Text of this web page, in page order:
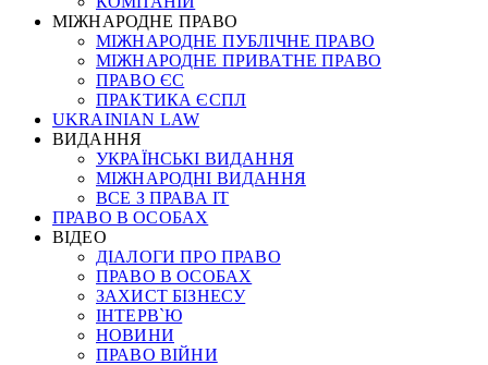
МІЖНАРОДНЕ ПРАВО
МІЖНАРОДНЕ ПУБЛІЧНЕ ПРАВО
МІЖНАРОДНЕ ПРИВАТНЕ ПРАВО
ПРАВО ЄС
ПРАКТИКА ЄСПЛ
UKRAINIAN LAW
ВИДАННЯ
УКРАЇНСЬКІ ВИДАННЯ
МІЖНАРОДНІ ВИДАННЯ
ВСЕ З ПРАВА ІТ
ПРАВО В ОСОБАХ
ВІДЕО
ДІАЛОГИ ПРО ПРАВО
ПРАВО В ОСОБАХ
ЗАХИСТ БІЗНЕСУ
ІНТЕРВ`Ю
НОВИНИ
ПРАВО ВІЙНИ